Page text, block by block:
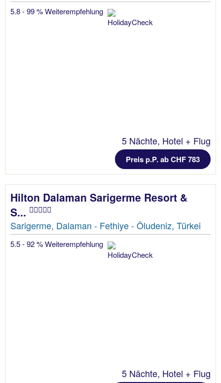
5.8 - 99 % Weiterempfehlung
5 Nächte, Hotel + Flug
Preis p.P. ab CHF 783
Hilton Dalaman Sarigerme Resort &
S...
Sarigerme, Dalaman - Fethiye - Öludeniz, Türkei
5.5 - 92 % Weiterempfehlung
5 Nächte, Hotel + Flug